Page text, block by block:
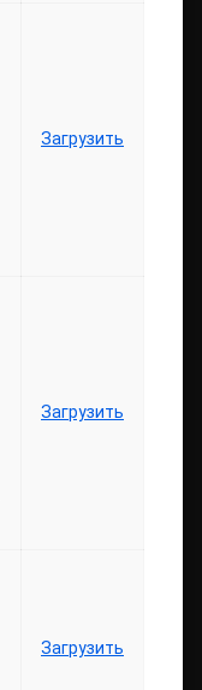
Загрузить
Загрузить
Загрузить